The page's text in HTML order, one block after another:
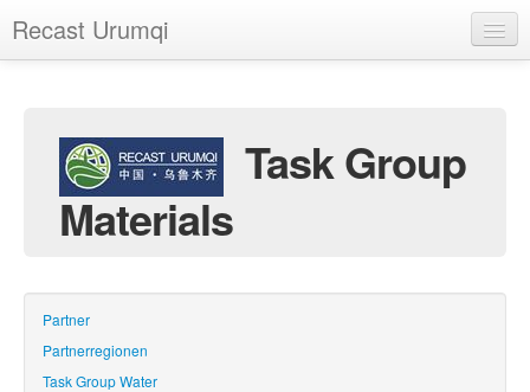
Recast Urumqi
Dokumentation
Termine
Links
Sitemap
Task Group
Materials
Partner
Partnerregionen
Task Group Water